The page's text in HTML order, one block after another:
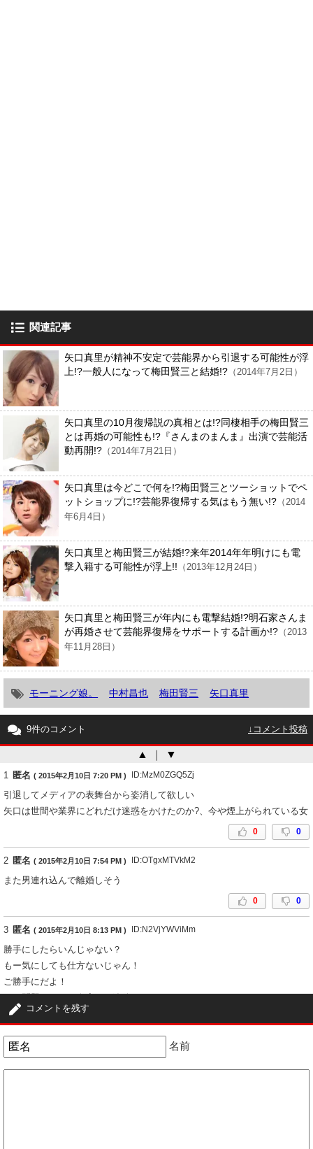
関連記事
矢口真里が精神不安定で芸能界から引退する可能性が浮
上!?一般人になって梅田賢三と結婚!? （2014年7月2日）
矢口真里の10月復帰説の真相とは!?同棲相手の梅田賢三
とは再婚の可能性も!?『さんまのまんま』出演で芸能活
動再開!? （2014年7月21日）
矢口真里は今どこで何を!?梅田賢三とツーショットでペ
ットショップに!?芸能界復帰する気はもう無い!? （2014
年6月4日）
矢口真里と梅田賢三が結婚!?来年2014年年明けにも電
撃入籍する可能性が浮上!! （2013年12月24日）
矢口真里と梅田賢三が年内にも電撃結婚!?明石家さんま
が再婚させて芸能界復帰をサポートする計画か!? （2013
年11月28日）
モーニング娘。 中村昌也 梅田賢三 矢口真里
9件のコメント ↓コメント投稿
▲ ｜ ▼
1 匿名 ( 2015年2月10日 7:20 PM ) ID:MzM0ZGQ5Zj
引退してメディアの表舞台から姿消して欲しい
矢口は世間や業界にどれだけ迷惑をかけたのか?、今や煙上がられている女
0 0
2 匿名 ( 2015年2月10日 7:54 PM ) ID:OTgxMTVkM2
また男連れ込んで離婚しそう
0 0
3 匿名 ( 2015年2月10日 8:13 PM ) ID:N2VjYWViMm
勝手にしたらいんじゃない？
もー気にしても仕方ないじゃん！
ご勝手にだよ！
匿名 ID:YTg3ZWZlND
コメントを残す
名前